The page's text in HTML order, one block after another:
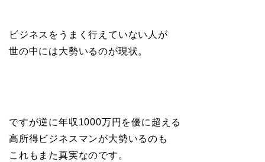
ビジネスをうまく行えていない人が
世の中には大勢いるのが現状。
ですが逆に年収1000万円を優に超える
高所得ビジネスマンが大勢いるのも
これもまた真実なのです。